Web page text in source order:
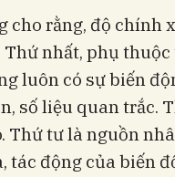
cho rằng, độ chính
Thứ nhất, phụ
luôn có sự biến
số liệu quan trắc.
Thứ tư là nguồn
tác động của biến